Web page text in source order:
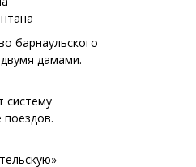
барнаульского
дамами.
систему